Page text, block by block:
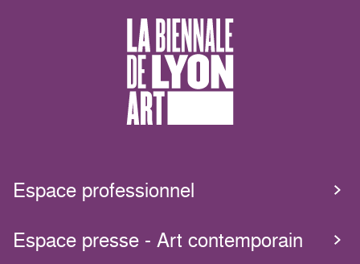
Espace professionnel
Espace presse - Art contemporain